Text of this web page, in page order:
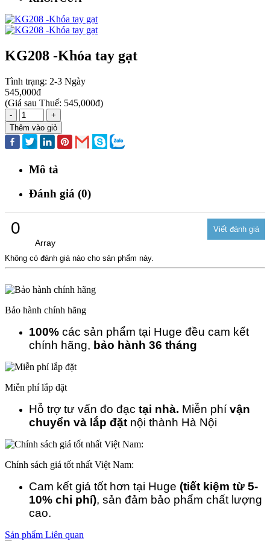
KG208 -Khóa tay gạt
Tình trạng: 2-3 Ngày
545,000đ
(Giá sau Thuế: 545,000đ)
-
+
Thêm vào giỏ
Mô tả
Đánh giá (0)
0
Array
Không có đánh giá nào cho sản phẩm này.
Bảo hành chính hãng
100% các sản phẩm tại Huge đều cam kết
chính hãng, bảo hành 36 tháng
Miễn phí lắp đặt
Hỗ trợ tư vấn đo đạc tại nhà. Miễn phí vận
chuyển và lắp đặt nội thành Hà Nội
Chính sách giá tốt nhất Việt Nam:
Cam kết giá tốt hơn tại Huge (tiết kiệm từ 5-
10% chi phí), sản đảm bảo phẩm chất lượng
cao.
Sản phẩm Liên quan